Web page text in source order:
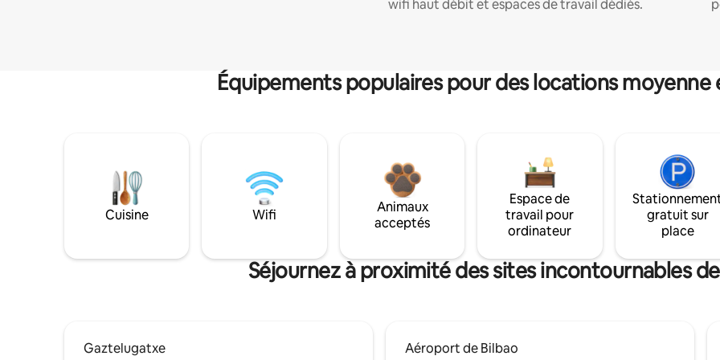
wifi haut débit et espaces de travail dédiés.
Équipements populaires pour des locations
Cuisine Wifi
Animaux
acceptés
Espace de
travail pour
ordinateur
gratuit sur
place
Séjournez à proximité des sites incontournables
Gaztelugatxe Aéroport de Bilbao